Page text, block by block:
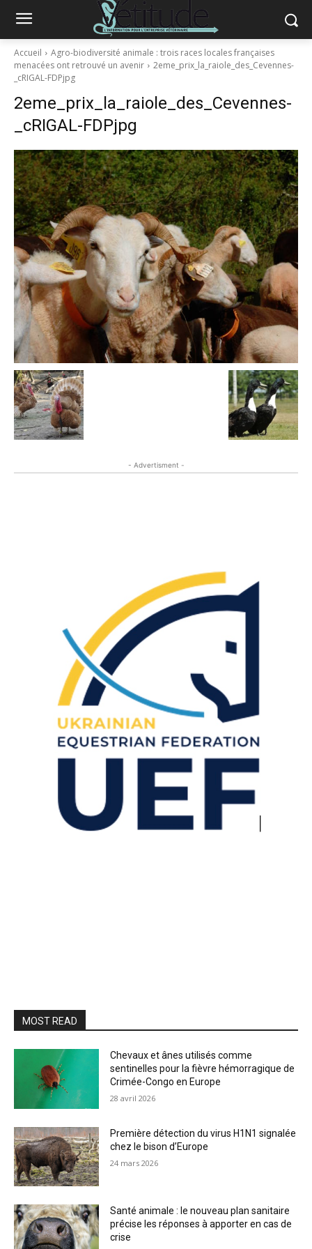
Accueil
Agro-biodiversité animale : trois races locales françaises
menacées ont retrouvé un avenir
2eme_prix_la_raiole_des_Cevennes-
_cRIGAL-FDPjpg
2eme_prix_la_raiole_des_Cevennes-
_cRIGAL-FDPjpg
- Advertisment -
MOST READ
Chevaux et ânes utilisés comme
sentinelles pour la fièvre hémorragique de
Crimée-Congo en Europe
28 avril 2026
Première détection du virus H1N1 signalée
chez le bison d’Europe
24 mars 2026
Santé animale : le nouveau plan sanitaire
précise les réponses à apporter en cas de
crise